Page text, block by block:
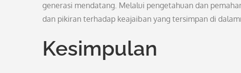
generasi mendatang. Melalui pengetahuan dan
dan pikiran terhadap keajaiban yang tersimpan di
Kesimpulan